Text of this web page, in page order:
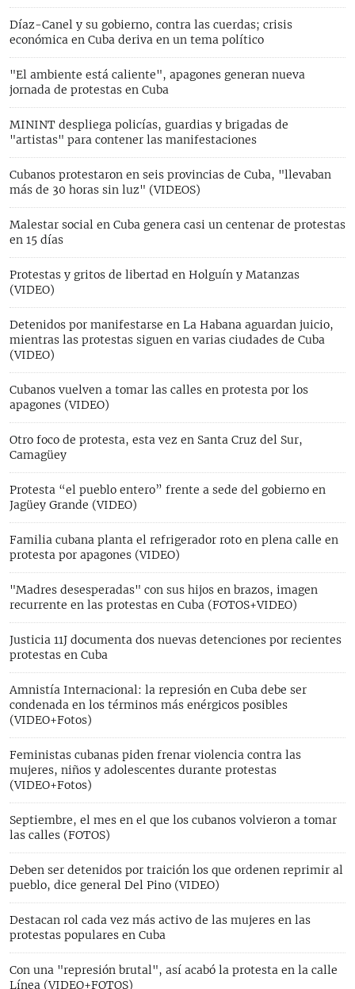
Díaz-Canel y su gobierno, contra las cuerdas; crisis
económica en Cuba deriva en un tema político
"El ambiente está caliente", apagones generan nueva
jornada de protestas en Cuba
MININT despliega policías, guardias y brigadas de
"artistas" para contener las manifestaciones
Cubanos protestaron en seis provincias de Cuba, "llevaban
más de 30 horas sin luz" (VIDEOS)
Malestar social en Cuba genera casi un centenar de protestas
en 15 días
Protestas y gritos de libertad en Holguín y Matanzas
(VIDEO)
Detenidos por manifestarse en La Habana aguardan juicio,
mientras las protestas siguen en varias ciudades de Cuba
(VIDEO)
Cubanos vuelven a tomar las calles en protesta por los
apagones (VIDEO)
Otro foco de protesta, esta vez en Santa Cruz del Sur,
Camagüey
Protesta “el pueblo entero” frente a sede del gobierno en
Jagüey Grande (VIDEO)
Familia cubana planta el refrigerador roto en plena calle en
protesta por apagones (VIDEO)
"Madres desesperadas" con sus hijos en brazos, imagen
recurrente en las protestas en Cuba (FOTOS+VIDEO)
Justicia 11J documenta dos nuevas detenciones por recientes
protestas en Cuba
Amnistía Internacional: la represión en Cuba debe ser
condenada en los términos más enérgicos posibles
(VIDEO+Fotos)
Feministas cubanas piden frenar violencia contra las
mujeres, niños y adolescentes durante protestas
(VIDEO+Fotos)
Septiembre, el mes en el que los cubanos volvieron a tomar
las calles (FOTOS)
Deben ser detenidos por traición los que ordenen reprimir al
pueblo, dice general Del Pino (VIDEO)
Destacan rol cada vez más activo de las mujeres en las
protestas populares en Cuba
Con una "represión brutal", así acabó la protesta en la calle
Línea (VIDEO+FOTOS)